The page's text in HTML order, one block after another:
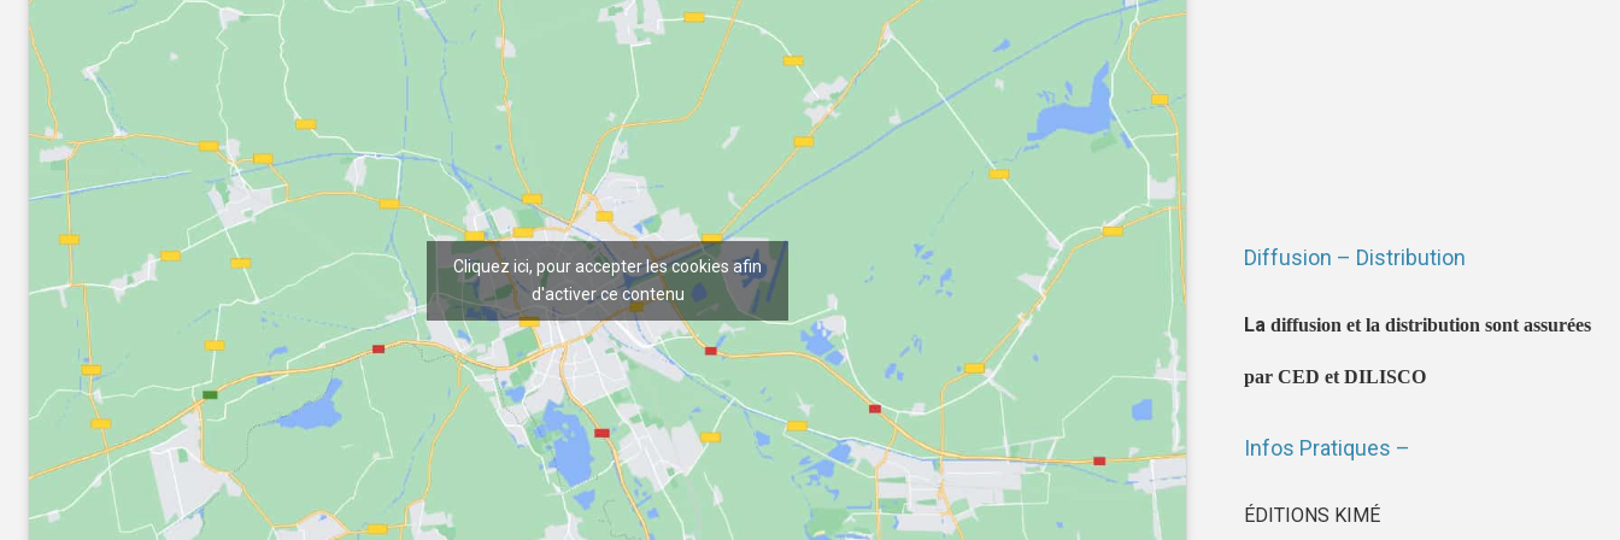
Cliquez ici, pour accepter les cookies afin
d'activer ce contenu
Diffusion – Distribution
La diffusion et la distribution sont assurées
par CED et DILISCO
Infos Pratiques –
ÉDITIONS KIMÉ